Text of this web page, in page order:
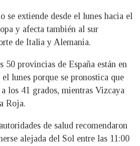
se extiende desde el lunes hacia el
y afecta también al sur
de Italia y Alemania.
50 provincias de España están en
lunes porque se pronostica que
los 41 grados, mientras Vizcaya
Roja.
de salud recomendaron
alejada del Sol entre las 11:00